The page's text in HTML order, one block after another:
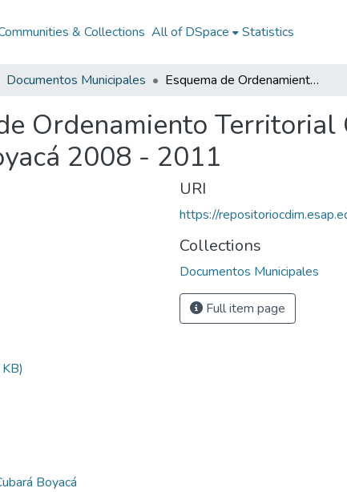
& Collections All of DSpace Statistics
Documentos Municipales Esquema de Ordenamiento Territorial Cubará Boyacá 2008 - 2011: EOT Cubará Boyacá 2008 - 2011
Ordenamiento
2008 - 2011
Boyacá
URI
https://
Collections
Documentos Municipales
Full item page